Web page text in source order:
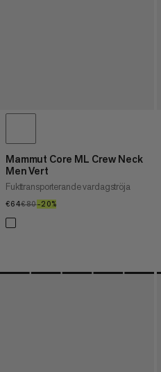
Mammut Core ML Crew Neck
Men Vert
Fukttransporterande vardagströja
€64€64
€80€80
–20%